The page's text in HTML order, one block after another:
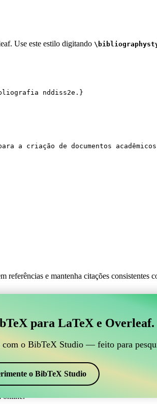
Use este estilo digitando
nddiss2e.}
a criação de documentos acadêmicos
referências e mantenha citações consistentes
BibTeX, que se conecte ao
BibTeX, que se conecte ao Overleaf?”
e bibliografia no Overleaf, o CiteDrive pode
nddiss2e. Então, se você está procurando
online.
para LaTeX e Overleaf.
com o BibTeX Studio — feito para
o BibTeX Studio